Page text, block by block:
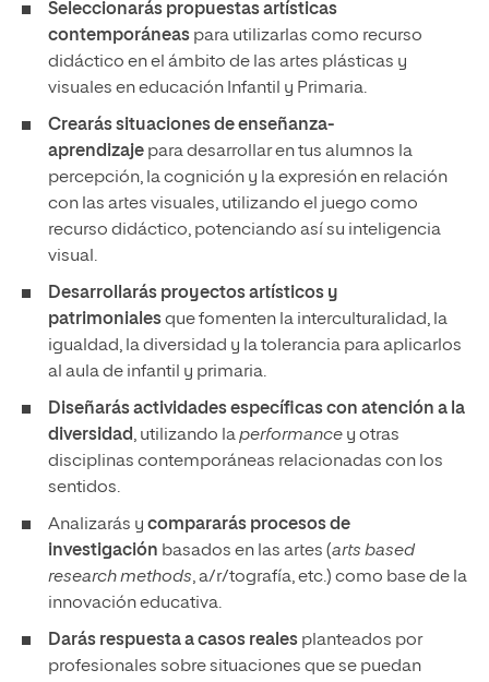
Seleccionarás propuestas artísticas
contemporáneas para utilizarlas como recurso
didáctico en el ámbito de las artes plásticas y
visuales en educación Infantil y Primaria.
Crearás situaciones de enseñanza-
aprendizaje para desarrollar en tus alumnos la
percepción, la cognición y la expresión en relación
con las artes visuales, utilizando el juego como
recurso didáctico, potenciando así su inteligencia
visual.
Desarrollarás proyectos artísticos y
patrimonialesque fomenten la interculturalidad, la
igualdad, la diversidad y la tolerancia para aplicarlos
al aula de infantil y primaria.
Diseñarás actividades específicas con atención a la
diversidad, utilizando laperformance y otras
disciplinas contemporáneas relacionadas con los
sentidos.
Analizarás y compararás procesos de
investigación basados en las artes (arts based
research methods, a/r/tografía, etc.) como base de la
innovación educativa.
Darás respuesta a casos reales planteados por
profesionales sobre situaciones que se puedan